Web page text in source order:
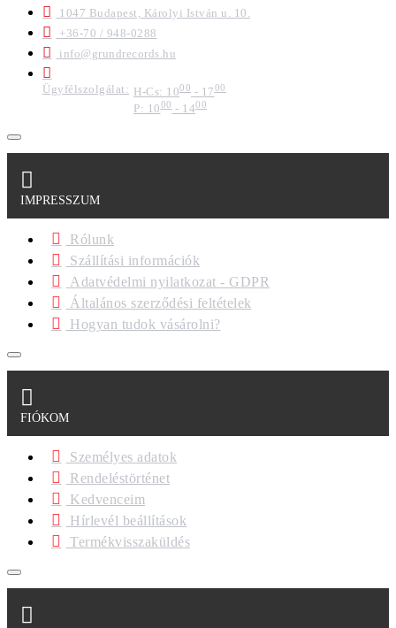
1047 Budapest, Károlyi István u. 10.
+36-70 / 948-0288
info@grundrecords.hu
Ügyfélszolgálat: H-Cs: 1000 - 1700
P: 1000- 1400
IMPRESSZUM
Rólunk
Szállítási információk
Adatvédelmi nyilatkozat - GDPR
Általános szerződési feltételek
Hogyan tudok vásárolni?
FIÓKOM
Személyes adatok
Rendeléstörténet
Kedvenceim
Hírlevél beállítások
Termékvisszaküldés